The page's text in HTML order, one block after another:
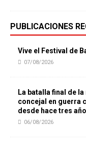
PUBLICACIONES
Vive el Festival de
07/08/2026
La batalla final de
concejal en guerra
desde hace tres
06/08/2026